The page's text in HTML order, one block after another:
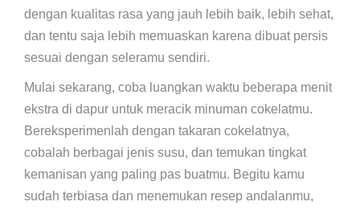
dengan kualitas rasa yang jauh lebih baik, lebih sehat,
dan tentu saja lebih memuaskan karena dibuat persis
sesuai dengan seleramu sendiri.
Mulai sekarang, coba luangkan waktu beberapa menit
ekstra di dapur untuk meracik minuman cokelatmu.
Bereksperimenlah dengan takaran cokelatnya,
cobalah berbagai jenis susu, dan temukan tingkat
kemanisan yang paling pas buatmu. Begitu kamu
sudah terbiasa dan menemukan resep andalanmu,